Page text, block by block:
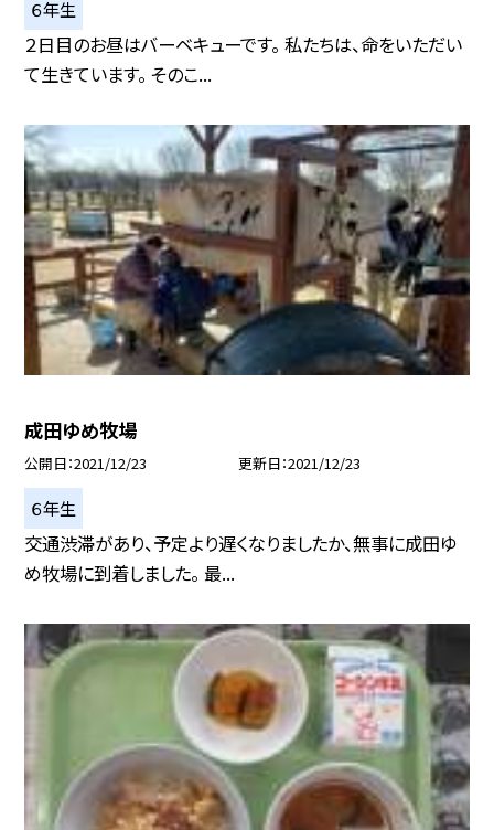
６年生
２日目のお昼はバーベキューです。 私たちは、命をいただい
て生きています。 そのこ...
成田ゆめ牧場
公開日 2021/12/23 更新日 2021/12/23
６年生
交通渋滞があり、予定より遅くなりましたか、無事に成田ゆ
め牧場に到着しました。 最...